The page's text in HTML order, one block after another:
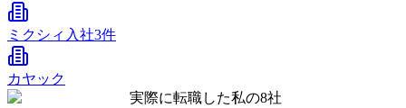
ミクシィ 入社3件
カヤック
実際に転職した私の8社